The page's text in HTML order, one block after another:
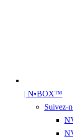
| N•BOX™
Suivez-